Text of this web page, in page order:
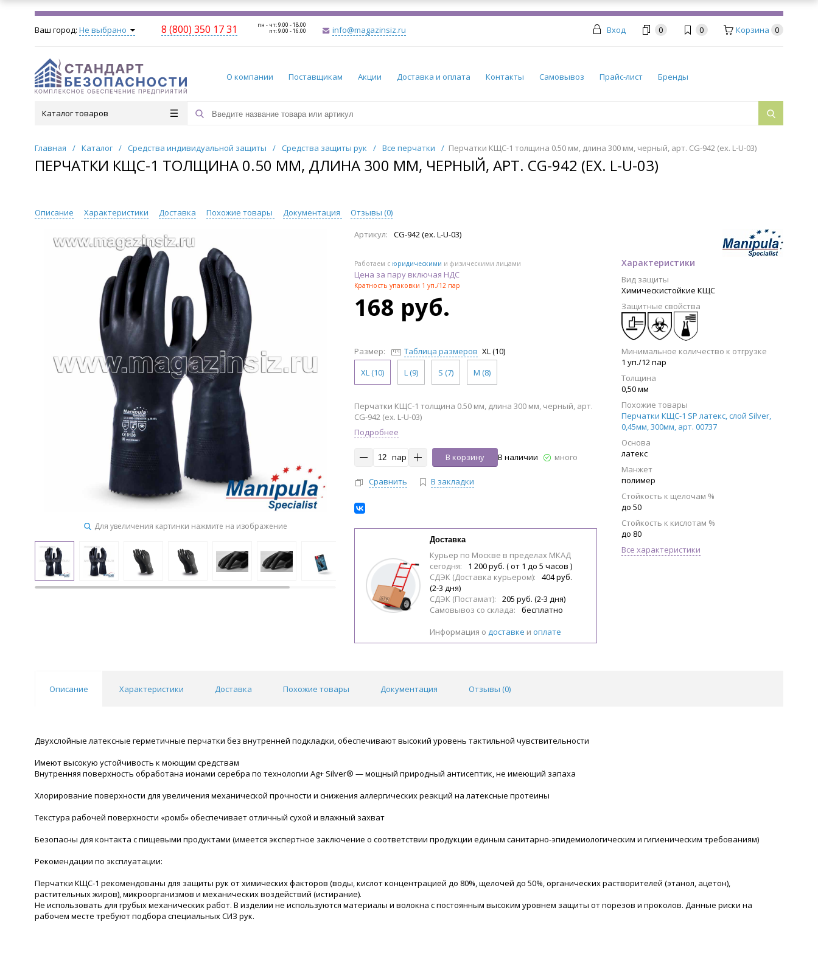
Ваш город: Не выбрано 8 (800) 350 17 31 пн - чт: 9.00 - 18.00
пт: 9.00 - 16.00 info@magazinsiz.ru Вход 0 0 Корзина 0
О компании Поставщикам Акции Доставка и оплата Контакты Самовывоз Прайс-лист Бренды
Каталог товаров
Главная / Каталог / Средства индивидуальной защиты / Средства защиты рук / Все перчатки / Перчатки КЩС-1 толщина 0.50 мм, длина 300 мм, черный, арт. CG-942 (ex. L-U-03)
ПЕРЧАТКИ КЩС-1 ТОЛЩИНА 0.50 ММ, ДЛИНА 300 ММ, ЧЕРНЫЙ, АРТ. CG-942 (EX. L-U-03)
Описание Характеристики Доставка Похожие товары Документация Отзывы (0)
Для увеличения картинки нажмите на изображение
Артикул: CG-942 (ex. L-U-03)
Работаем с юридическими и физическими лицами
Цена за пару включая НДС
Кратность упаковки 1 уп./12 пар
168 руб.
Размер: Таблица размеров XL (10)
XL (10)
L (9) S (7) M (8)
Характеристики
Вид защиты
Химическистойкие КЩС
Защитные свойства
Минимальное количество к отгрузке
1 уп./12 пар
Толщина
0,50 мм
Похожие товары
Перчатки КЩС-1 SP латекс, слой Silver,
0,45мм, 300мм, арт. 00737
Основа
латекс
Манжет
полимер
Стойкость к щелочам %
до 50
Стойкость к кислотам %
до 80
Все характеристики
Перчатки КЩС-1 толщина 0.50 мм, длина 300 мм, черный, арт.
CG-942 (ex. L-U-03)
Подробнее
пар В корзину В наличии много
Сравнить В закладки
Доставка
Курьер по Москве в пределах МКАД
сегодня:
1 200 руб. ( от 1 до 5 часов )
СДЭК (Доставка курьером):
404 руб.
(2-3 дня)
СДЭК (Постамат):
205 руб. (2-3 дня)
Самовывоз со склада:
бесплатно
Информация о доставке и оплате
Описание Характеристики Доставка Похожие товары Документация Отзывы (0)
Двухслойные латексные герметичные перчатки без внутренней подкладки, обеспечивают высокий уровень тактильной чувствительности
Имеют высокую устойчивость к моющим средствам
Внутренняя поверхность обработана ионами серебра по технологии Ag+ Silver® — мощный природный антисептик, не имеющий запаха
Хлорирование поверхности для увеличения механической прочности и снижения аллергических реакций на латексные протеины
Текстура рабочей поверхности «ромб» обеспечивает отличный сухой и влажный захват
Безопасны для контакта с пищевыми продуктами (имеется экспертное заключение о соответствии продукции единым санитарно-эпидемиологическим и гигиеническим требованиям)
Рекомендации по эксплуатации:
Перчатки КЩС-1 рекомендованы для защиты рук от химических факторов (воды, кислот концентрацией до 80%, щелочей до 50%, органических растворителей (этанол, ацетон),
растительных жиров), микроорганизмов и механических воздействий (истирание).
Не использовать для грубых механических работ. В изделии не используются материалы и волокна с постоянным высоким уровнем защиты от порезов и проколов. Данные риски на
рабочем месте требуют подбора специальных СИЗ рук.